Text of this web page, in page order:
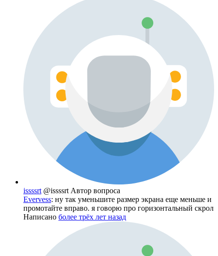
issssrt @issssrt Автор вопроса
Evervess: ну так уменьшите размер экрана еще меньше и
промотайте вправо. я говорю про горизонтальный скрол
Написано более трёх лет назад